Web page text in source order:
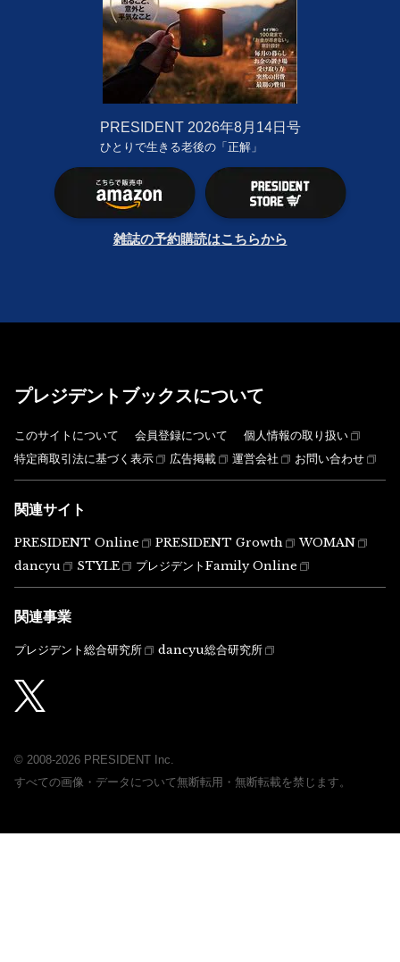
PRESIDENT 2026年8月14日号
ひとりで生きる老後の「正解」
雑誌の予約購読はこちらから
プレジデントブックスについて
このサイトについて 会員登録について
個人情報の取り扱い
特定商取引法に基づく表示
広告掲載 運営会社 お問い合わせ
関連サイト
PRESIDENT Online PRESIDENT Growth
WOMAN
dancyu
STYLE プレジデントFamily Online
関連事業
プレジデント総合研究所 dancyu総合研究所
© 2008-2026 PRESIDENT Inc.
すべての画像・データについて無断転用・無断転載を禁じます。